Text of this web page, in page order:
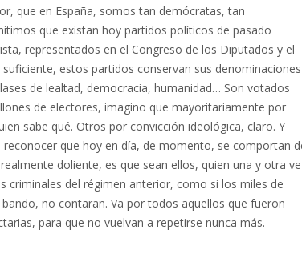
que en España, somos tan demócratas, tan
que existan hoy partidos políticos de pasado
representados en el Congreso de los Diputados y el
estos partidos conservan sus denominaciones
de lealtad, democracia, humanidad… Son votados
de electores, imagino que mayoritariamente por
sabe qué. Otros por convicción ideológica, claro. Y
que hoy en día, de momento, se comportan
doliente, es que sean ellos, quien una y otra
criminales del régimen anterior, como si los miles de
no contaran. Va por todos aquellos que fueron
para que no vuelvan a repetirse nunca más.